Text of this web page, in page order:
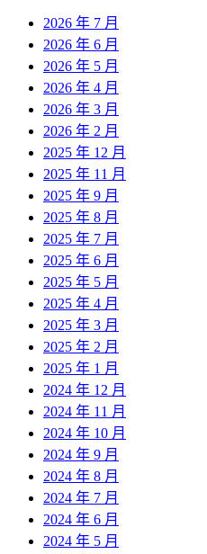
2026 年 7 月
2026 年 6 月
2026 年 5 月
2026 年 4 月
2026 年 3 月
2026 年 2 月
2025 年 12 月
2025 年 11 月
2025 年 9 月
2025 年 8 月
2025 年 7 月
2025 年 6 月
2025 年 5 月
2025 年 4 月
2025 年 3 月
2025 年 2 月
2025 年 1 月
2024 年 12 月
2024 年 11 月
2024 年 10 月
2024 年 9 月
2024 年 8 月
2024 年 7 月
2024 年 6 月
2024 年 5 月